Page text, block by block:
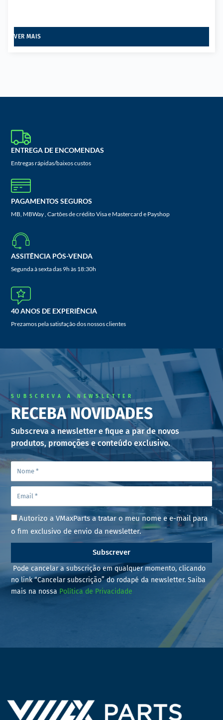
VER MAIS
ENTREGA DE ENCOMENDAS
Entregas rápidas/baixos custos
PAGAMENTOS SEGUROS
MB, MBWay , Cartões de crédito Visa e Mastercard e Payshop
ASSITÊNCIA PÓS-VENDA
Segunda à sexta das 9h às 18:30h
40 ANOS DE EXPERIÊNCIA
Prezamos pela satisfação dos nossos clientes
SUBSCREVA A NEWSLETTER
RECEBA NOVIDADES
Subscreva a newsletter e fique a par de novos
produtos, promoções e conteúdo exclusivo.
Autorizo a VMaxParts a tratar o meu nome e e-mail para
o fim exclusivo de envio da newsletter.
Subscrever
Pode cancelar a subscrição em qualquer momento, clicando
no link “Cancelar subscrição” do rodapé da newsletter. Saiba
mais na nossa Política de Privacidade